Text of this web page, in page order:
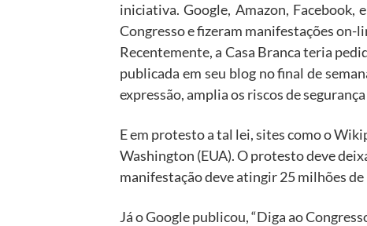
iniciativa. Google, Amazon,
Congresso e fizeram manifestações on-
Recentemente, a Casa Branca teria
publicada em seu blog no final de
expressão, amplia os riscos de
E em protesto a tal lei, sites como o
Washington (EUA). O protesto deve
manifestação deve atingir 25 milhões de
Já o Google publicou, “Diga ao